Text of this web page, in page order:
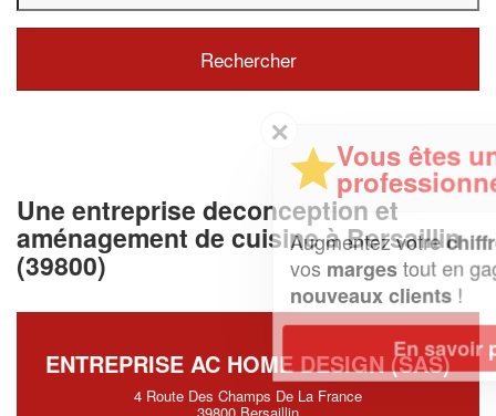
Une entreprise deconception et
aménagement de cuisine à Bersaillin
(39800)
ENTREPRISE AC HOME DESIGN (SAS)
4 Route Des Champs De La France
Vous êtes un
professionnel ?
Augmentez votrechiffre d'affaireset
tout en gagnant de
nouveaux clients!